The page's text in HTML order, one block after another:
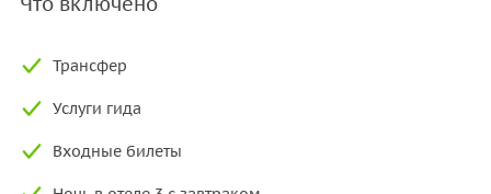
Трансфер
Услуги гида
Входные билеты